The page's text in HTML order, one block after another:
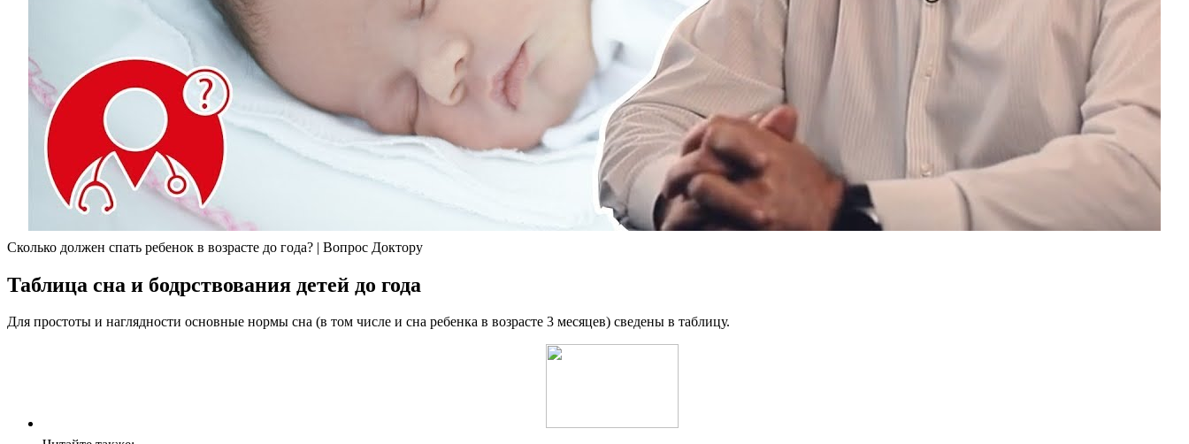
Сколько должен спать ребенок в возрасте до года? | Вопрос Доктору
Таблица сна и бодрствования детей до года
Для простоты и наглядности основные нормы сна (в том числе и сна ребенка в возрасте 3 месяцев) сведены в таблицу.